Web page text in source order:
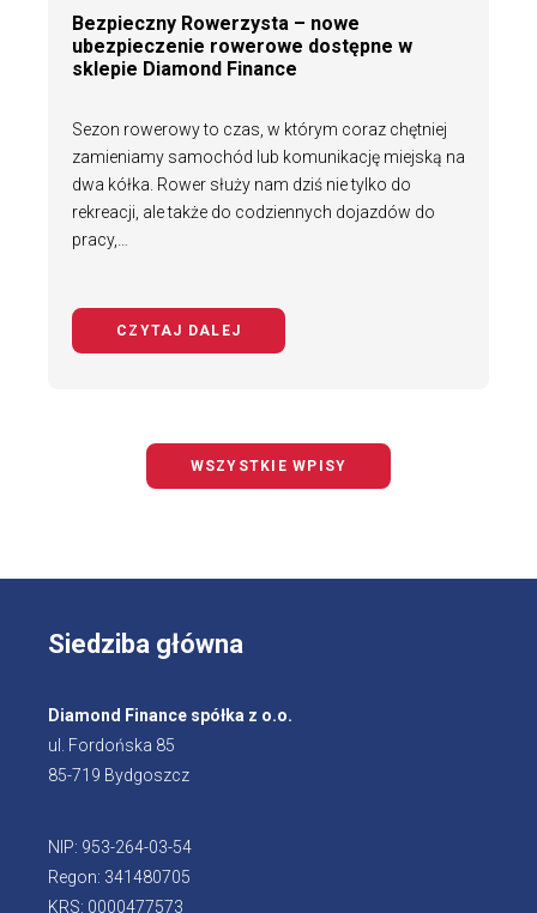
Bezpieczny Rowerzysta – nowe
ubezpieczenie rowerowe dostępne w
sklepie Diamond Finance
Sezon rowerowy to czas, w którym coraz chętniej
zamieniamy samochód lub komunikację miejską na
dwa kółka. Rower służy nam dziś nie tylko do
rekreacji, ale także do codziennych dojazdów do
pracy,…
CZYTAJ DALEJ
WSZYSTKIE WPISY
Siedziba główna
Diamond Finance spółka z o.o.
ul. Fordońska 85
85-719 Bydgoszcz
NIP: 953-264-03-54
Regon: 341480705
KRS: 0000477573